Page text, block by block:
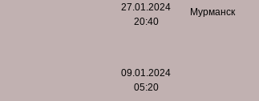
27.01.2024
20:40
Мурманск
09.01.2024
05:20